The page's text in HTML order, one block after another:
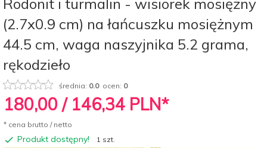
(2.7x0.9 cm) na łańcuszku mosiężnym
44.5 cm, waga naszyjnika 5.2 grama,
rękodzieło
średnia: 0.0ocen: 0
180,00 / 146,34 PLN*
* cena brutto / netto
Produkt dostępny! 1 szt.